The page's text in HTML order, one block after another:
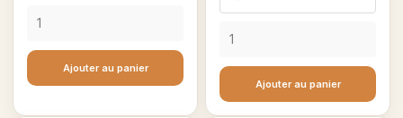
XL
Ajouter au panier
Ajouter au panier